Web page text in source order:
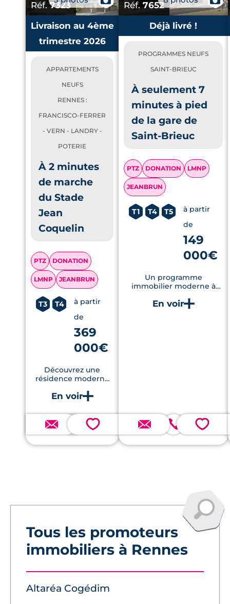
Réf.7323
Livraison au 4ème
trimestre 2026
APPARTEMENTS
NEUFS
RENNES :
FRANCISCO-FERRER
- VERN - LANDRY -
POTERIE
À 2 minutes
de marche
du Stade
Jean
Coquelin
PTZ DONATION
LMNP JEANBRUN
T3 T4
à partir
de
369
000€
Découvrez une
résidence moderne
normes RE2020,
dotée de prestations
de standing, incluant
parking et espaces
verts paysagers, à
services essentiels.
💗
Réf. 7652
Déjà livré !
PROGRAMMES NEUFS
SAINT-BRIEUC
À seulement 7
minutes à pied
de la gare de
Saint-Brieuc
PTZ DONATION LMNP
JEANBRUN
T1 T4 T5
à partir
de
149
000€
Un programme
immobilier moderne à
logements RE2020 avec
jardins privatifs et
💗
Tous les promoteurs
immobiliers à Rennes
Altaréa Cogédim